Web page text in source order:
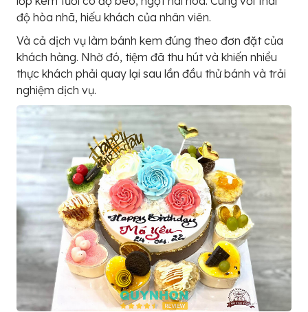
độ hòa nhã, hiếu khách của nhân viên.
Và cả dịch vụ làm bánh kem đúng theo đơn đặt của
khách hàng. Nhờ đó, tiệm đã thu hút và khiến nhiều
thực khách phải quay lại sau lần đầu thử bánh và trải
nghiệm dịch vụ.